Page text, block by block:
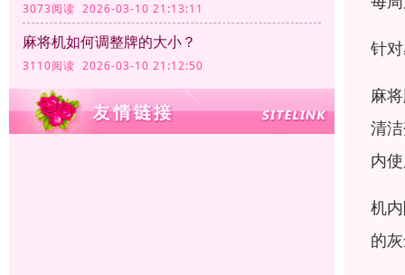
3073阅读 2026-03-10 21:13:11
麻将机如何调整牌的大小？
3110阅读 2026-03-10 21:12:50
针
麻
清
内
机
的